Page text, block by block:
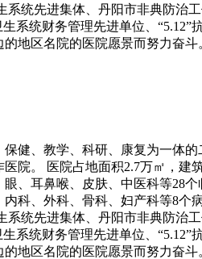
统先进集体、丹阳市非典防治
统财务管理先进单位、“5.12”
地区名院的医院愿景而努力奋斗
健、教学、科研、康复为一体
院。 医院占地面积2.7万㎡，建
、耳鼻喉、皮肤、中医科等28
、外科、骨科、妇产科等8个
统先进集体、丹阳市非典防治
统财务管理先进单位、“5.12”
地区名院的医院愿景而努力奋斗